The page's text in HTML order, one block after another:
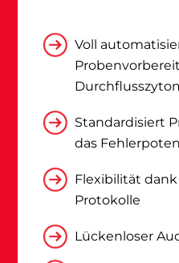
Voll
Standardisiert
das
Flexibilität
Protokolle
Lückenloser